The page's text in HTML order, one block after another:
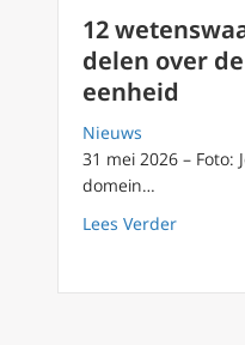
12
delen over
eenheid
Nieuws
31 mei 2026 – Foto:
domein…
Lees Verderabout